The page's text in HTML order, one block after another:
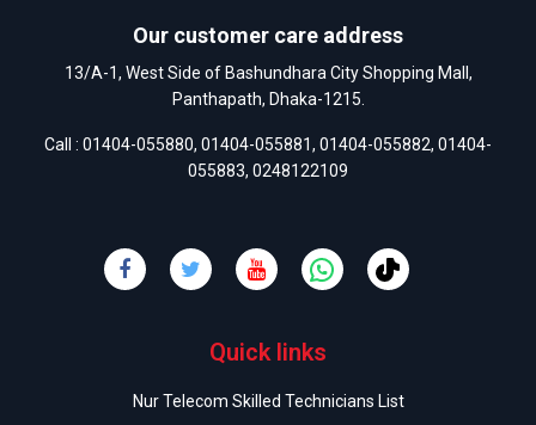
Our customer care address
13/A-1, West Side of Bashundhara City Shopping Mall,
Panthapath, Dhaka-1215.
Call : 01404-055880, 01404-055881, 01404-055882, 01404-
055883, 0248122109
Quick links
Nur Telecom Skilled Technicians List